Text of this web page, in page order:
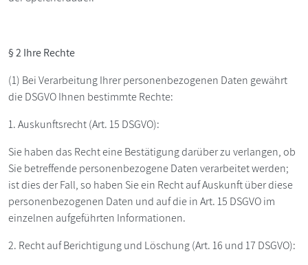
§ 2 Ihre Rechte
(1) Bei Verarbeitung Ihrer personenbezogenen Daten gewährt
die DSGVO Ihnen bestimmte Rechte:
1. Auskunftsrecht (Art. 15 DSGVO):
Sie haben das Recht eine Bestätigung darüber zu verlangen, ob
Sie betreffende personenbezogene Daten verarbeitet werden;
ist dies der Fall, so haben Sie ein Recht auf Auskunft über diese
personenbezogenen Daten und auf die in Art. 15 DSGVO im
einzelnen aufgeführten Informationen.
2. Recht auf Berichtigung und Löschung (Art. 16 und 17 DSGVO):